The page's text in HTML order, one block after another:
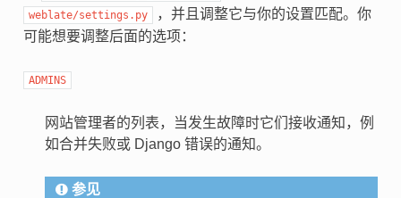
weblate/settings.py
，并且调整它与你的设置匹配。你
可能想要调整后面的选项：
ADMINS
网站管理者的列表，当发生故障时它们接收通知，例
如合并失败或 Django 错误的通知。
参见